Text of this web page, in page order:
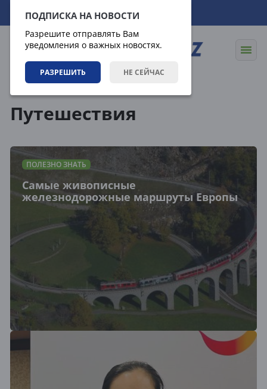
ПОДПИСКА НА НОВОСТИ
Разрешите отправлять Вам
уведомления о важных новостях.
РАЗРЕШИТЬ НЕ СЕЙЧАС
07.08.2026 00:36:37
Путешествия
ПОЛЕЗНО ЗНАТЬ
Самые живописные
железнодорожные маршруты Европы